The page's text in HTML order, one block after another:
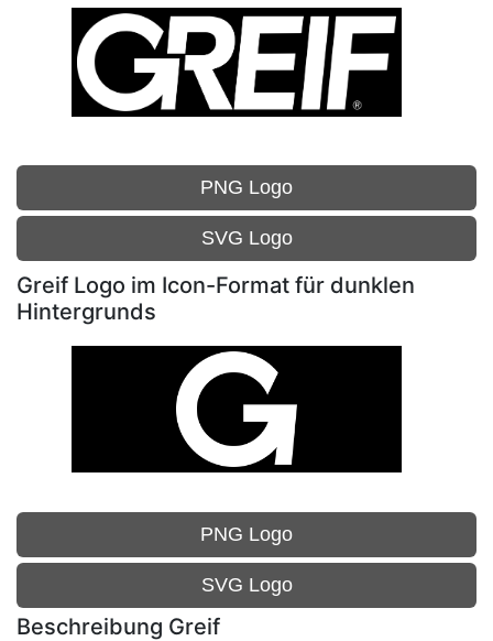
PNG Logo
SVG Logo
Greif Logo im Icon-Format für dunklen
Hintergrunds
PNG Logo
SVG Logo
Beschreibung Greif